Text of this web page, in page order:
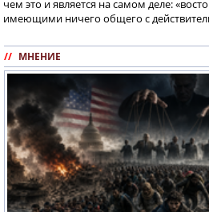
чем это и является на самом деле:
имеющими ничего общего с
// МНЕНИЕ